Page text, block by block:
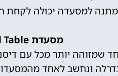
למסעדה יכולה לקחת
מסעדת Cinderella’s Royal Table
שמזוהה יותר מכל עם
ונחשב לאחד